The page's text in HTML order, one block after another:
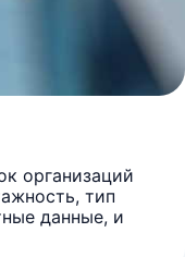
организаций
тип
данные, и